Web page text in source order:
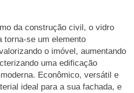
da construção civil, o vidro
torna-se um elemento
o imóvel, aumentando
uma edificação
Econômico, versátil e
ideal para a sua fachada, e